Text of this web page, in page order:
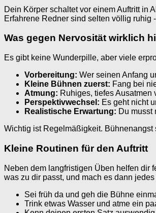
Dein Körper schaltet vor einem Auftritt in
Erfahrene Redner sind selten völlig ruhig
Was gegen Nervosität wirklich
Es gibt keine Wunderpille, aber viele
Vorbereitung: Wer seinen Anfang
Kleine Bühnen zuerst: Fang bei
Atmung: Ruhiges, tiefes Ausatmen
Perspektivwechsel: Es geht nicht
Realistische Erwartung: Du musst
Wichtig ist Regelmäßigkeit.
Kleine Routinen für den Auftritt
Neben dem langfristigen Üben helfen dir
was zu dir passt, und mach es dann
Sei früh da und geh die Bühne
Trink etwas Wasser und atme ein